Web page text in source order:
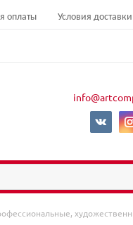
оплаты Условия доставки